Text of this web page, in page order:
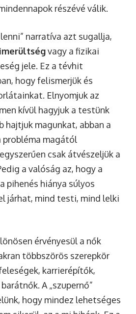
részévé válik.
narratíva azt sugallja,
vagy a fizikai
jele. Ez a tévhit
hogy felismerjük és
Elnyomjuk az
kívül hagyjuk a testünk
hajtjuk magunkat, abban a
probléma magától
csak átvészeljük a
a valóság az, hogy a
pihenés hiánya súlyos
járhat, mind testi, mind lelki
érvényesül a nők
többszörös szerepkör
karrierépítők,
A „szupernő”
hogy mindez lehetséges